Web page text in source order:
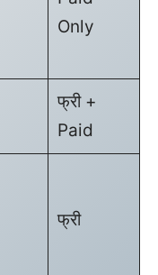
Only
फ्री +
Paid
फ्री